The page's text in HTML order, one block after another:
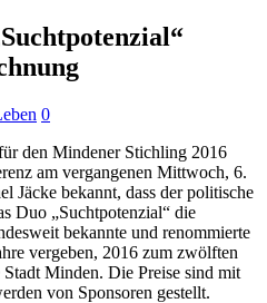
0
den Mindener Stichling 2016
am vergangenen Mittwoch, 6.
Jäcke bekannt, dass der politische
Duo „Suchtpotenzial“ die
bekannte und renommierte
vergeben, 2016 zum zwölften
Minden. Die Preise sind mit
von Sponsoren gestellt.